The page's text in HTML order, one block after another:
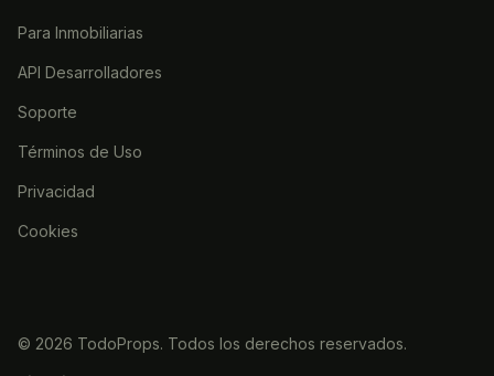
Para Inmobiliarias
API Desarrolladores
Soporte
Términos de Uso
Privacidad
Cookies
© 2026 TodoProps. Todos los derechos reservados.